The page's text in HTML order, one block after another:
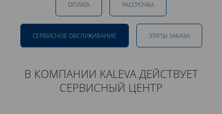
ОПЛАТА РАССРОЧКА
СЕРВИСНОЕ ОБСЛУЖИВАНИЕ ЭТАПЫ ЗАКАЗА
В КОМПАНИИ KALEVA ДЕЙСТВУЕТ
СЕРВИСНЫЙ ЦЕНТР